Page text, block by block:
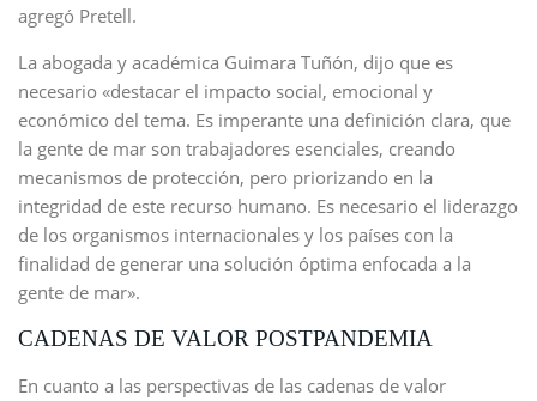
agregó Pretell.
La abogada y académica Guimara Tuñón, dijo que es
necesario «destacar el impacto social, emocional y
económico del tema. Es imperante una definición clara, que
la gente de mar son trabajadores esenciales, creando
mecanismos de protección, pero priorizando en la
integridad de este recurso humano. Es necesario el liderazgo
de los organismos internacionales y los países con la
finalidad de generar una solución óptima enfocada a la
gente de mar».
CADENAS DE VALOR POSTPANDEMIA
En cuanto a las perspectivas de las cadenas de valor